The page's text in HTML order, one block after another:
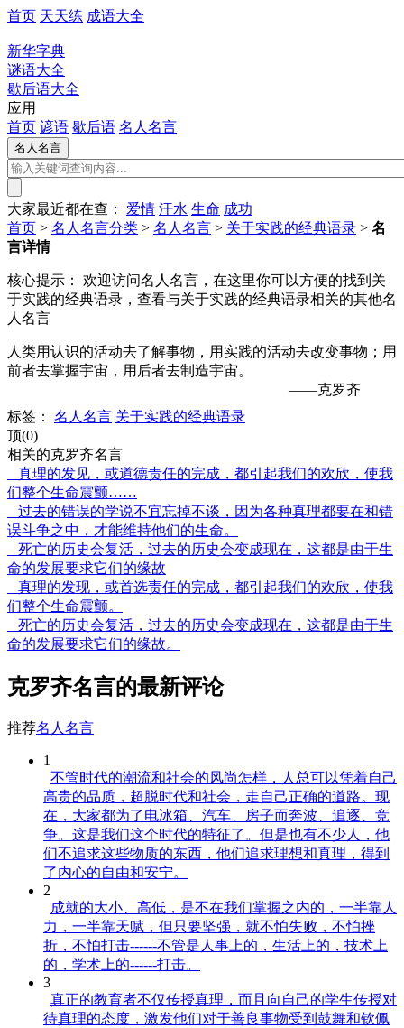
首页 天天练 成语大全
新华字典
谜语大全
歇后语大全
应用
首页 谚语 歇后语 名人名言
大家最近都在查： 爱情 汗水 生命 成功
首页 > 名人名言分类 > 名人名言 > 关于实践的经典语录 > 名
言详情
核心提示：
欢迎访问名人名言，在这里你可以方便的找到关
于实践的经典语录，查看与关于实践的经典语录相关的其他名
人名言
人类用认识的活动去了解事物，用实践的活动去改变事物；用
前者去掌握宇宙，用后者去制造宇宙。
——克罗齐
标签：
名人名言 关于实践的经典语录
顶(0)
相关的克罗齐名言
真理的发见，或道德责任的完成，都引起我们的欢欣，使我
们整个生命震颤……
过去的错误的学说不宜忘掉不谈，因为各种真理都要在和错
误斗争之中，才能维持他们的生命。
死亡的历史会复活，过去的历史会变成现在，这都是由于生
命的发展要求它们的缘故
真理的发现，或首选责任的完成，都引起我们的欢欣，使我
们整个生命震颤。
死亡的历史会复活，过去的历史会变成现在，这都是由于生
命的发展要求它们的缘故。
克罗齐名言的最新评论
推荐名人名言
1
不管时代的潮流和社会的风尚怎样，人总可以凭着自己
高贵的品质，超脱时代和社会，走自己正确的道路。现
在，大家都为了电冰箱、汽车、房子而奔波、追逐、竞
争。这是我们这个时代的特征了。但是也有不少人，他
们不追求这些物质的东西，他们追求理想和真理，得到
了内心的自由和安宁。
2
成就的大小、高低，是不在我们掌握之内的，一半靠人
力，一半靠天赋，但只要坚强，就不怕失败，不怕挫
折，不怕打击------不管是人事上的，生活上的，技术上
的，学术上的------打击。
3
真正的教育者不仅传授真理，而且向自己的学生传授对
待真理的态度，激发他们对于善良事物受到鼓舞和钦佩